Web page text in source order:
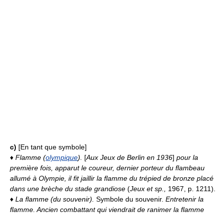
c) [En tant que symbole]
♦ Flamme (olympique). [Aux Jeux de Berlin en 1936] pour la
première fois, apparut le coureur, dernier porteur du flambeau
allumé à Olympie, il fit jaillir la flamme du trépied de bronze placé
dans une brèche du stade grandiose (Jeux et sp., 1967, p. 1211).
♦ La flamme (du souvenir). Symbole du souvenir. Entretenir la
flamme. Ancien combattant qui viendrait de ranimer la flamme